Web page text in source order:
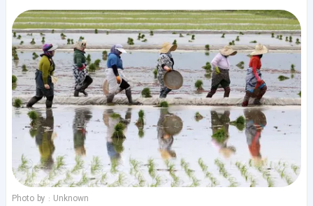
Photo by : Unknown